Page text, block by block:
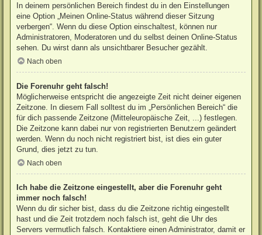
In deinem persönlichen Bereich findest du in den Einstellungen
eine Option „Meinen Online-Status während dieser Sitzung
verbergen“. Wenn du diese Option einschaltest, können nur
Administratoren, Moderatoren und du selbst deinen Online-Status
sehen. Du wirst dann als unsichtbarer Besucher gezählt.
Nach oben
Die Forenuhr geht falsch!
Möglicherweise entspricht die angezeigte Zeit nicht deiner eigenen
Zeitzone. In diesem Fall solltest du im „Persönlichen Bereich“ die
für dich passende Zeitzone (Mitteleuropäische Zeit, ...) festlegen.
Die Zeitzone kann dabei nur von registrierten Benutzern geändert
werden. Wenn du noch nicht registriert bist, ist dies ein guter
Grund, dies jetzt zu tun.
Nach oben
Ich habe die Zeitzone eingestellt, aber die Forenuhr geht
immer noch falsch!
Wenn du dir sicher bist, dass du die Zeitzone richtig eingestellt
hast und die Zeit trotzdem noch falsch ist, geht die Uhr des
Servers vermutlich falsch. Kontaktiere einen Administrator, damit er